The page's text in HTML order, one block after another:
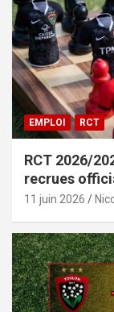
EMPLOI RCT
RCT 2026/
recrues
11 juin 2026